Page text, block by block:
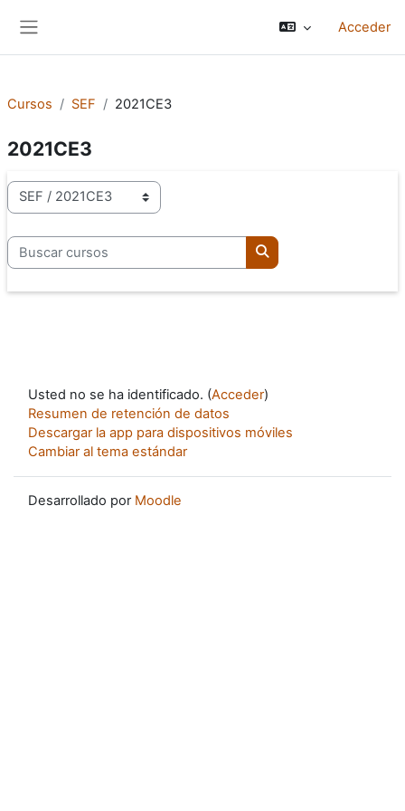
Acceder
Cursos SEF 2021CE3
2021CE3
Categorías
Buscar cursos
Buscar cursos
Usted no se ha identificado. (Acceder)
Resumen de retención de datos
Descargar la app para dispositivos móviles
Cambiar al tema estándar
Desarrollado por Moodle